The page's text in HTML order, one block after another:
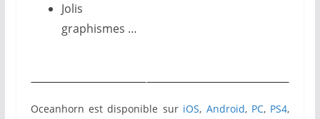
Jolis
graphismes …
Oceanhorn est disponible sur iOS, Android, PC, PS4,